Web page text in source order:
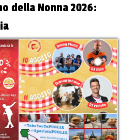
della Nonna 2026: